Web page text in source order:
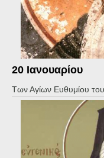
20 Ιανουαρίου
Των Αγίων Ευθυμίου